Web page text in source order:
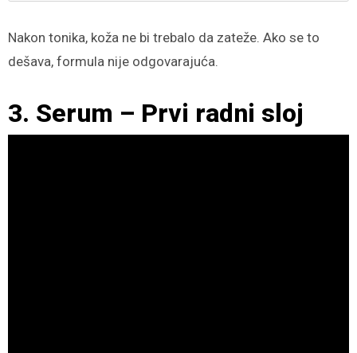
Nakon tonika, koža ne bi trebalo da zateže. Ako se to
dešava, formula nije odgovarajuća.
3. Serum – Prvi radni sloj